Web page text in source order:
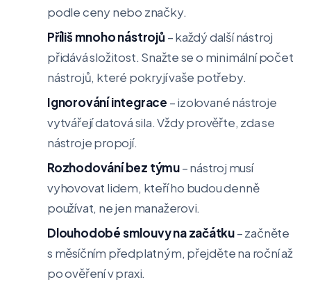
podle ceny nebo značky.
Příliš mnoho nástrojů – každý další nástroj
přidává složitost. Snažte se o minimální počet
nástrojů, které pokryjí vaše potřeby.
Ignorování integrace – izolované nástroje
vytvářejí datová sila. Vždy prověřte, zda se
nástroje propojí.
Rozhodování bez týmu– nástroj musí
vyhovovat lidem, kteří ho budou denně
používat, ne jen manažerovi.
Dlouhodobé smlouvy na začátku– začněte
s měsíčním předplatným, přejděte na roční až
po ověření v praxi.